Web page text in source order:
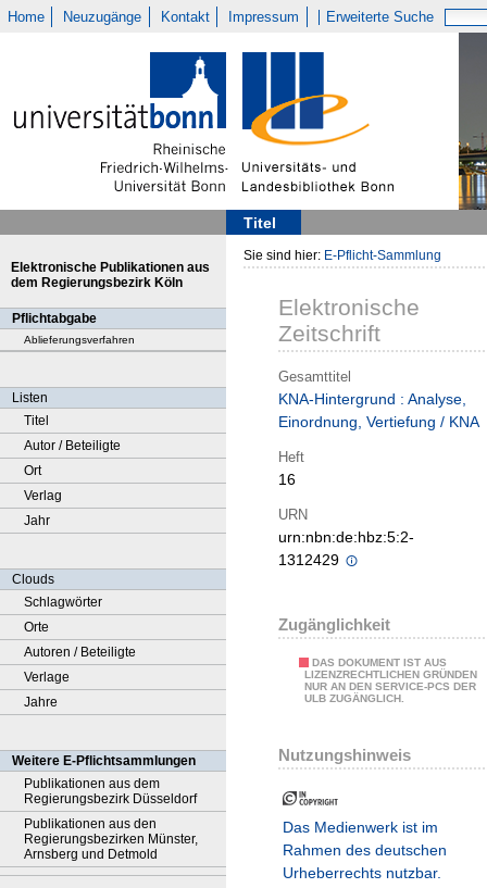
Home Neuzugänge Kontakt Impressum Erweiterte Suche
Titel
Elektronische Publikationen aus
dem Regierungsbezirk Köln
Pflichtabgabe
Ablieferungsverfahren
Listen
Titel
Autor / Beteiligte
Ort
Verlag
Jahr
Clouds
Schlagwörter
Orte
Autoren / Beteiligte
Verlage
Jahre
Weitere E-Pflichtsammlungen
Publikationen aus dem
Regierungsbezirk Düsseldorf
Publikationen aus den
Regierungsbezirken Münster,
Arnsberg und Detmold
Sie sind hier: E-Pflicht-Sammlung
Elektronische
Zeitschrift
Gesamttitel
KNA-Hintergrund : Analyse,
Einordnung, Vertiefung / KNA
Heft
16
URN
urn:nbn:de:hbz:5:2-
1312429
Zugänglichkeit
DAS DOKUMENT IST AUS
LIZENZRECHTLICHEN GRÜNDEN
NUR AN DEN SERVICE-PCS DER
ULB ZUGÄNGLICH.
Nutzungshinweis
Das Medienwerk ist im
Rahmen des deutschen
Urheberrechts nutzbar.